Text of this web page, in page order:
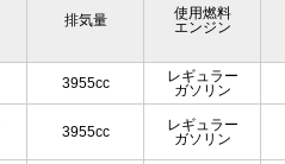
排気量
使用燃料
エンジン
3955cc
レギュラー
ガソリン
3955cc
レギュラー
ガソリン